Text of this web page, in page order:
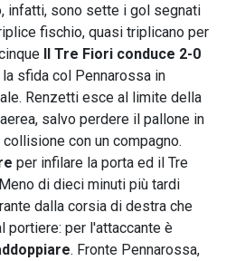
infatti, sono sette i gol segnati
fischio, quasi triplicano per
Il Tre Fiori conduce 2-0
sfida col Pennarossa in
Renzetti esce al limite della
salvo perdere il pallone in
con un compagno.
per infilare la porta ed il Tre
di dieci minuti più tardi
dalla corsia di destra che
portiere: per l'attaccante è
. Fronte Pennarossa,